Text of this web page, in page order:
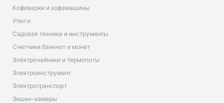
Кофеварки и кофемашины
Утюги
Садовая техника и инструменты
Счетчики банкнот и монет
Электрочайники и термопоты
Электроинструмент
Электротранспорт
Экшен-камеры